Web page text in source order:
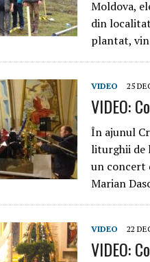
Moldova,
din
plantat,
VIDEO 25
VIDEO:
În ajunul
liturghii de
un concert
Marian
VIDEO 22
VIDEO: